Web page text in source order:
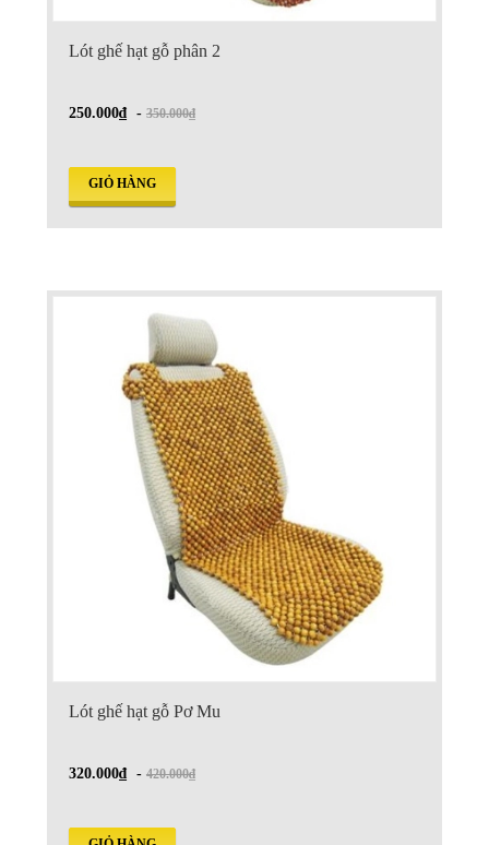
Lót ghế hạt gỗ phân 2
250.000₫ - 350.000₫
GIỎ HÀNG
Lót ghế hạt gỗ Pơ Mu
320.000₫ - 420.000₫